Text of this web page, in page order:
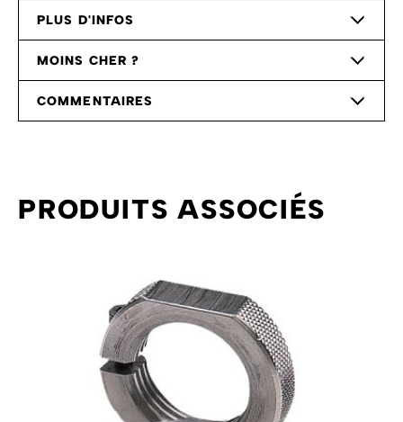
PLUS D'INFOS
MOINS CHER ?
COMMENTAIRES
PRODUITS ASSOCIÉS